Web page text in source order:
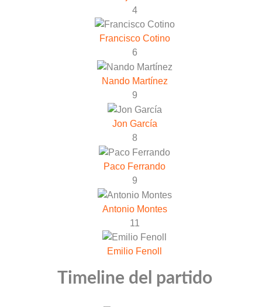
4
Francisco Cotino
6
Nando Martínez
9
Jon García
8
Paco Ferrando
9
Antonio Montes
11
Emilio Fenoll
Timeline del partido